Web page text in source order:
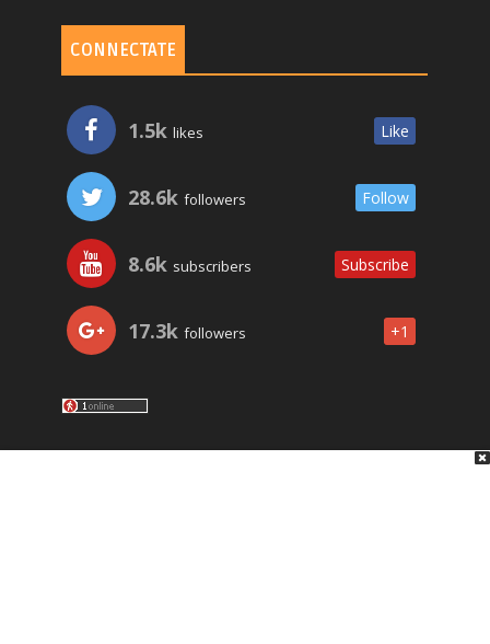
CONNECTATE
1.5k likes Like
28.6k followers Follow
8.6k subscribers Subscribe
17.3k followers +1